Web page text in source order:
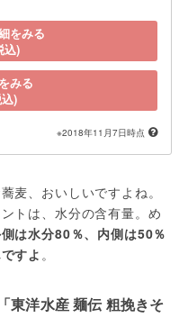
をみる
込)
みる
)
※2018年11月7日時点
麦、おいしいですよね。
トは、水分の含有量。め
は水分80％、内側は50％
すよ 。
東洋水産 麺伝 粗挽きそ